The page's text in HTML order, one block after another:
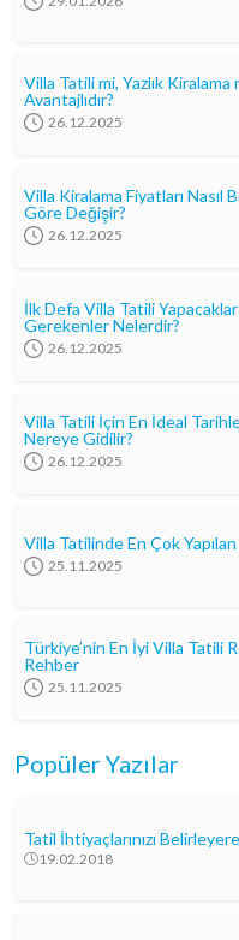
Villa Tatili mi, Yazlık Kiralama
Avantajlıdır?
26.12.2025
Villa Kiralama Fiyatları Nasıl
Göre Değişir?
26.12.2025
İlk Defa Villa Tatili
Gerekenler Nelerdir?
26.12.2025
Villa Tatili İçin En İdeal
Nereye Gidilir?
26.12.2025
Villa Tatilinde En Çok
25.11.2025
Türkiye’nin En İyi Villa Tatili
Rehber
25.11.2025
Popüler Yazılar
Tatil İhtiyaçlarınızı
19.02.2018